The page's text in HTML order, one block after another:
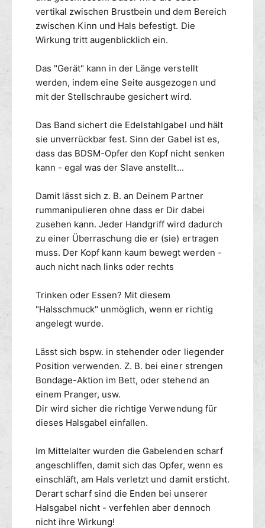
i
t
G
a
e
l
-
n
s
t
e
l
b
a
r
b
n
d
i
t
G
e
l
-
e
n
s
e
l
l
b
r
vertikal zwischen Brustbein und dem Bereich
zwischen Kinn und Hals befestigt. Die
Wirkung tritt augenblicklich ein.
Das "Gerät" kann in der Länge verstellt
werden, indem eine Seite ausgezogen und
mit der Stellschraube gesichert wird.
Das Band sichert die Edelstahlgabel und hält
sie unverrückbar fest. Sinn der Gabel ist es,
dass das BDSM-Opfer den Kopf nicht senken
kann - egal was der Slave anstellt...
Damit lässt sich z. B. an Deinem Partner
rummanipulieren ohne dass er Dir dabei
zusehen kann. Jeder Handgriff wird dadurch
zu einer Überraschung die er (sie) ertragen
muss. Der Kopf kann kaum bewegt werden -
auch nicht nach links oder rechts
Trinken oder Essen? Mit diesem
"Halsschmuck" unmöglich, wenn er richtig
angelegt wurde.
Lässt sich bspw. in stehender oder liegender
Position verwenden. Z. B. bei einer strengen
Bondage-Aktion im Bett, oder stehend an
einem Pranger, usw.
Dir wird sicher die richtige Verwendung für
dieses Halsgabel einfallen.
Im Mittelalter wurden die Gabelenden scharf
angeschliffen, damit sich das Opfer, wenn es
einschläft, am Hals verletzt und damit ersticht.
Derart scharf sind die Enden bei unserer
Halsgabel nicht - verfehlen aber dennoch
nicht ihre Wirkung!